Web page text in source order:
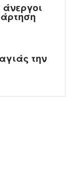
την